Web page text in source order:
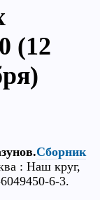
(12
Сборник
: Наш круг,
6-3.